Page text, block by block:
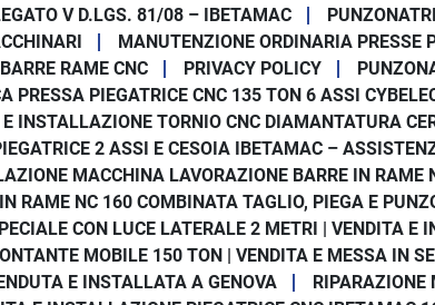
📞
Non aspettare.
Le macchine
👉 Contattaci
IBETAMAC –
V D.LGS. 81/08 – IBETAMAC
MANUTENZIONE ORDINARIA PRESSE
RAME CNC
PRIVACY POLICY
PRESSA PIEGATRICE CNC 135 TON 6 ASSI
INSTALLAZIONE TORNIO CNC DIAMANTATURA
2 ASSI E CESOIA IBETAMAC –
MACCHINA LAVORAZIONE BARRE IN RAME
RAME NC 160 COMBINATA TAGLIO, PIEGA E
CON LUCE LATERALE 2 METRI | VENDITA
MOBILE 150 TON | VENDITA E MESSA IN
E INSTALLATA A GENOVA
RIPARAZIONE